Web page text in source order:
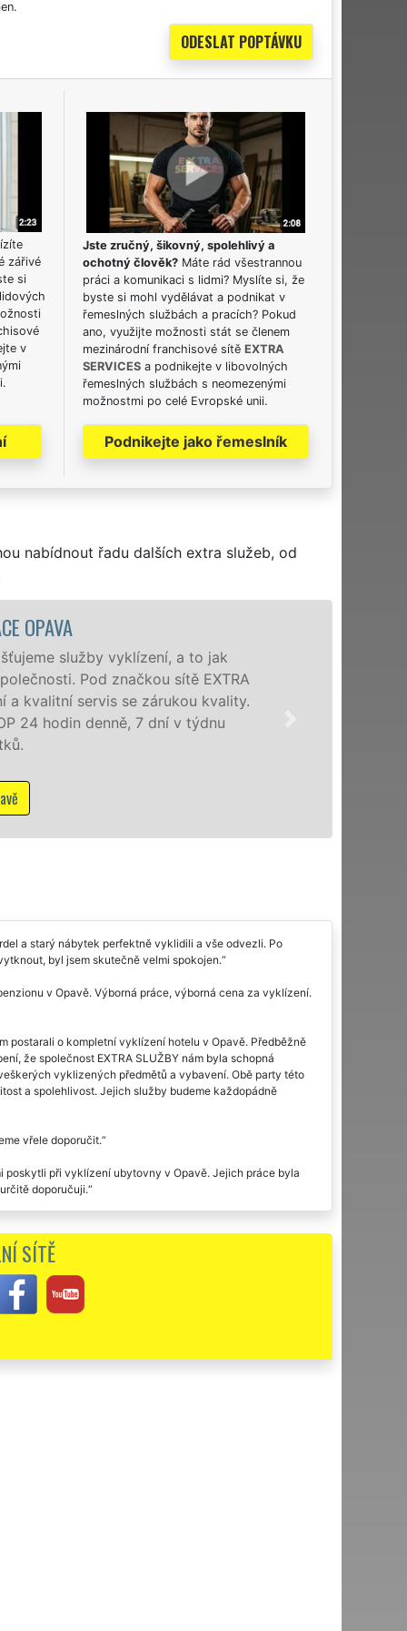
zářivé
si
v
Jste zručný, šikovný, spolehlivý a
ochotný člověk? Máte rád všestrannou
práci a komunikaci s lidmi? Myslíte si, že
byste si mohl vydělávat a podnikat v
řemeslných službách a pracích? Pokud
ano, využijte možnosti stát se členem
mezinárodní franchisové sítě EXTRA
SERVICES a podnikejte v libovolných
řemeslných službách s neomezenými
možnostmi po celé Evropské unii.
Podnikejte jako řemeslník
nabídnout řadu dalších extra služeb, od
a starý nábytek perfektně vyklidili a vše odvezli. Po
byl jsem skutečně velmi spokojen.
v Opavě. Výborná práce, výborná cena za vyklízení.
postarali o kompletní vyklízení hotelu v Opavě. Předběžně
že společnost EXTRA SLUŽBY nám byla schopná
vyklizených předmětů a vybavení. Obě party této
a spolehlivost. Jejich služby budeme každopádně
vřele doporučit.
poskytli při vyklízení ubytovny v Opavě. Jejich práce byla
doporučuji.
SÍTĚ